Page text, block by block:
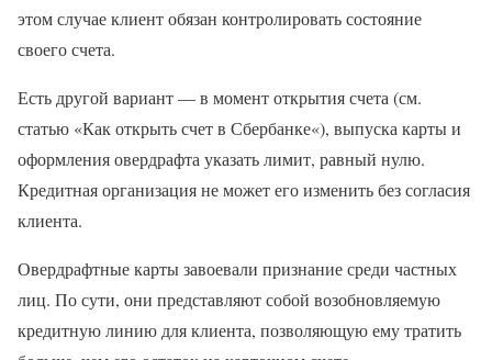
этом случае клиент обязан контролировать состояние
своего счета.
Есть другой вариант — в момент открытия счета (см.
статью «Как открыть счет в Сбербанке«), выпуска карты и
оформления овердрафта указать лимит, равный нулю.
Кредитная организация не может его изменить без согласия
клиента.
Овердрафтные карты завоевали признание среди частных
лиц. По сути, они представляют собой возобновляемую
кредитную линию для клиента, позволяющую ему тратить